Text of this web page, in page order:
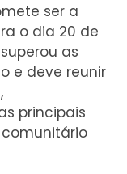
ser a
o dia 20 de
as
e deve reunir
principais